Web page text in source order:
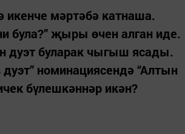
икенче мәртәбә катнаша.
була?” җыры өчен алган иде.
дуэт буларак чыгыш ясады.
номинациясендә “Алтын
бүлешкәннәр икән?